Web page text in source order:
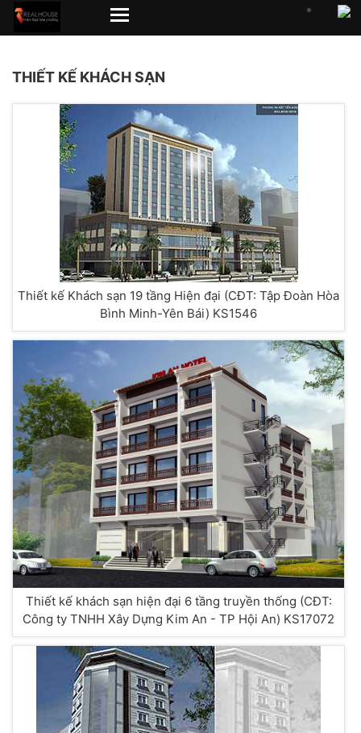
THIẾT KẾ KHÁCH SẠN
Thiết kế Khách sạn 19 tầng Hiện đại (CĐT: Tập Đoàn Hòa
Bình Minh-Yên Bái) KS1546
Thiết kế khách sạn hiện đại 6 tầng truyền thống (CĐT:
Công ty TNHH Xây Dựng Kim An - TP Hội An) KS17072